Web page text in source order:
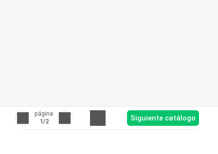
página
1/2 Siguiente catálogo